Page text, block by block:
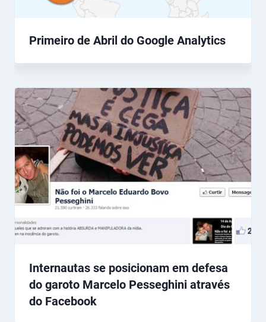
Primeiro de Abril do Google Analytics
Internautas se posicionam em defesa
do garoto Marcelo Pesseghini através
do Facebook